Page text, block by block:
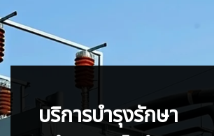
บริการบำรุงรักษา